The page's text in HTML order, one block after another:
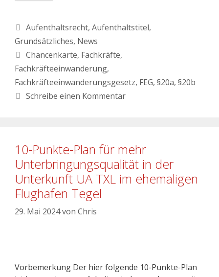
Aufenthaltsrecht, Aufenthaltstitel,
Grundsätzliches, News
Chancenkarte, Fachkräfte,
Fachkräfteeinwanderung,
Fachkräfteeinwanderungsgesetz, FEG, §20a, §20b
Schreibe einen Kommentar
10-Punkte-Plan für mehr
Unterbringungsqualität in der
Unterkunft UA TXL im ehemaligen
Flughafen Tegel
29. Mai 2024von Chris
Vorbemerkung Der hier folgende 10-Punkte-Plan